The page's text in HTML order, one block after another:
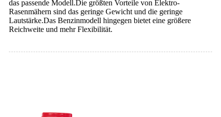
das passende Modell.Die größten Vorteile von Elektro-
Rasenmähern sind das geringe Gewicht und die geringe
Lautstärke.Das Benzinmodell hingegen bietet eine größere
Reichweite und mehr Flexibilität.